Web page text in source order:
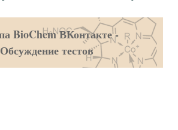
BioChem ВКонтакте -
Обсуждение тестов